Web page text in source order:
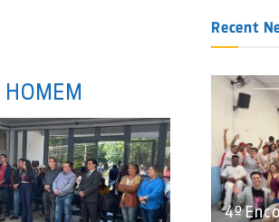
HOMEM
Recent
4º